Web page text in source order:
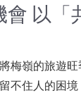
會 以「
梅嶺的旅遊
不住人的困